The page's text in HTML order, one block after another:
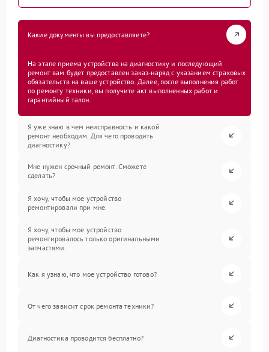
Какие документы вы предоставляете?
На этапе приема устройства на диагностику и последующий
ремонт вам будет предоставлен заказ-наряд с указанием страховых
обязательств на ваше устройство. Далее, после выполнения работ
по ремонту техники, вы получите акт выполненных работ и
гарантийный талон.
Я уже знаю в чем неисправность и какой
ремонт необходим. Для чего проводить
диагностику?
Мне нужен срочный ремонт. Сможете
сделать?
Я хочу, чтобы мое устройство
ремонтировали при мне.
Я хочу, чтобы мое устройство
ремонтировалось только оригинальными
запчастями.
Как я узнаю, что мое устройство готово?
От чего зависит срок ремонта техники?
Диагностика проводится бесплатно?